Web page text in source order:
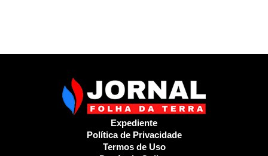
Expediente
Política de Privacidade
Termos de Uso